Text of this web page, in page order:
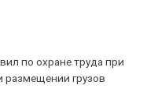
по охране труда при
размещении грузов